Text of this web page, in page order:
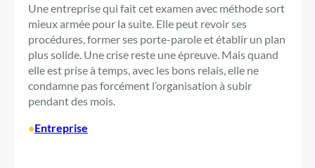
Une entreprise qui fait cet examen avec méthode sort
mieux armée pour la suite. Elle peut revoir ses
procédures, former ses porte-parole et établir un plan
plus solide. Une crise reste une épreuve. Mais quand
elle est prise à temps, avec les bons relais, elle ne
condamne pas forcément l’organisation à subir
pendant des mois.
•Entreprise